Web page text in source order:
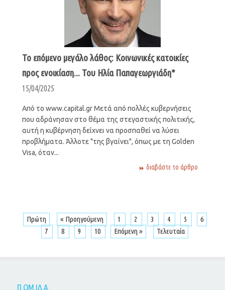
Το επόμενο μεγάλο λάθος: Κοινωνικές κατοικίες
προς ενοικίαση... Του Ηλία Παπαγεωργιάδη*
15/04/2025
Από το www.capital.gr Μετά από πολλές κυβερνήσεις
που αδράνησαν στο θέμα της στεγαστικής πολιτικής,
αυτή η κυβέρνηση δείχνει να προσπαθεί να λύσει
προβλήματα. Άλλοτε "της βγαίνει", όπως με τη Golden
Visa, όταν...
διαβάστε το άρθρο
Πρώτη « Προηγούμενη 1 2 3 4 5
6
7
8 9 10 Επόμενη » Τελευταία
Π.ΟΜ.ΙΔ.Α.